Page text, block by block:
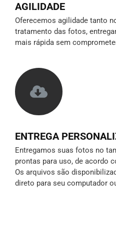
AGILIDADE
Oferecemos agilidade tanto
tratamento das fotos,
mais rápida sem
ENTREGA
Entregamos suas fotos no
prontas para uso, de acordo
Os arquivos são
direto para seu computador